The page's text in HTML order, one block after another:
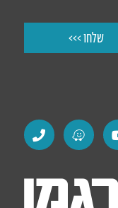
שלחו >>>